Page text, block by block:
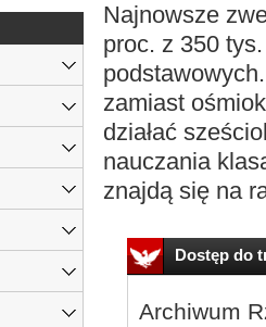
Najnowsze
proc. z 350
zamiast
działać
nauczania
znajdą się na
Dostęp do
Archiwum